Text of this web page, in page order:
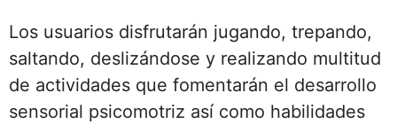
Los usuarios disfrutarán jugando, trepando,
saltando, deslizándose y realizando multitud
de actividades que fomentarán el desarrollo
sensorial psicomotriz así como habilidades